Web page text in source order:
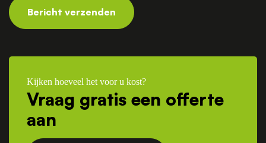
Bericht verzenden
Kijken hoeveel het voor u kost?
Vraag gratis een offerte
aan